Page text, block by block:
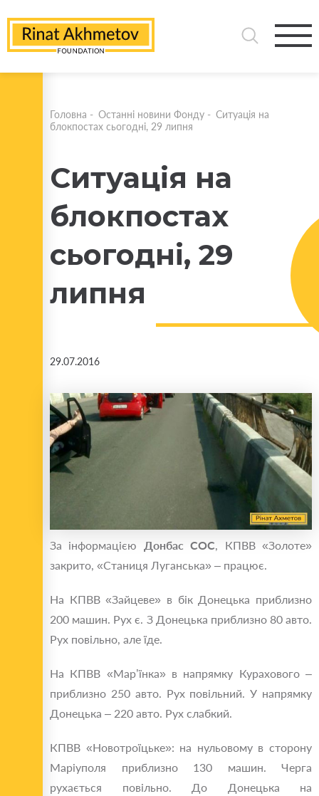
Головна - Останні новини Фонду - Ситуація на
блокпостах сьогодні, 29 липня
Ситуація на
блокпостах
сьогодні, 29
липня
29.07.2016
За інформацією Донбас СОС, КПВВ «Золоте»
закрито, «Станиця Луганська» – працює.
На КПВВ «Зайцеве» в бік Донецька приблизно
200 машин. Рух є. З Донецька приблизно 80 авто.
Рух повільно, але їде.
На КПВВ «Мар’їнка» в напрямку Курахового –
приблизно 250 авто. Рух повільний. У напрямку
Донецька – 220 авто. Рух слабкий.
КПВВ «Новотроїцьке»: на нульовому в сторону
Маріуполя приблизно 130 машин. Черга
рухається повільно. До Донецька на